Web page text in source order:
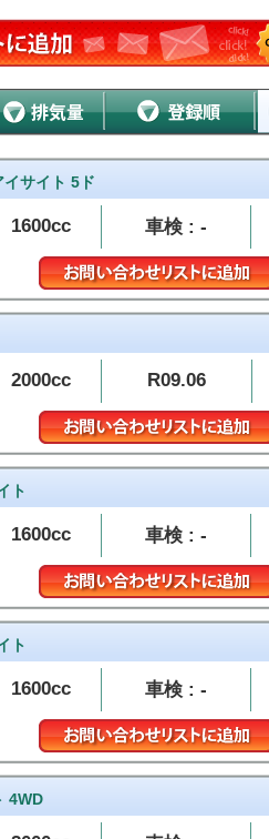
サイト 5ド
1600cc 車検 : -
2000cc R09.06
ト
1600cc 車検 : -
ト
1600cc 車検 : -
4WD